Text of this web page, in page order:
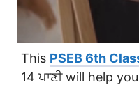
This PSEB 6th
14 ਪਾਣੀ will help